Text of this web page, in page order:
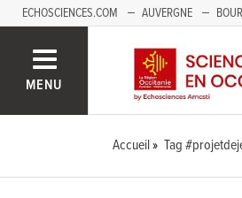
ECHOSCIENCES.COM AUVERGNE
MENU
Accueil Tag